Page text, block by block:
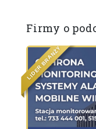
Firmy o
LI
DER
BRAN
Ż
Y